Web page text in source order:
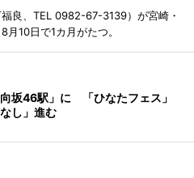
良、TEL 0982-67-3139）が宮崎・
10日で1カ月がたつ。
坂46駅」に 「ひなたフェス」
し」進む